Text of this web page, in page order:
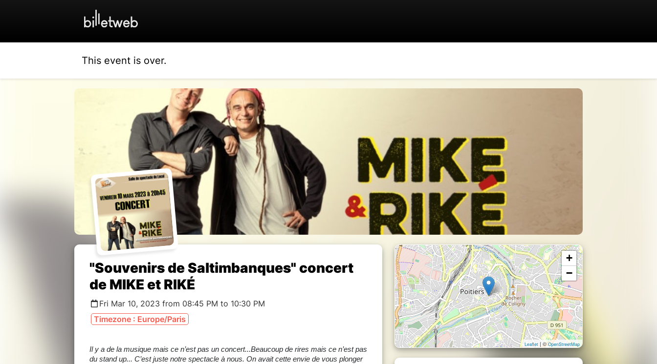
This event is over.
"Souvenirs de Saltimbanques" concert
de MIKE et RIKÉ
Fri Mar 10, 2023 from 08:45 PM to 10:30 PM
Timezone : Europe/Paris
Il y a de la musique mais ce n’est pas un concert...Beaucoup de rires mais ce n’est pas
du stand up... C’est juste notre spectacle à nous. On avait cette envie de vous plonger
+
−
Leaflet | ©OpenStreetMap